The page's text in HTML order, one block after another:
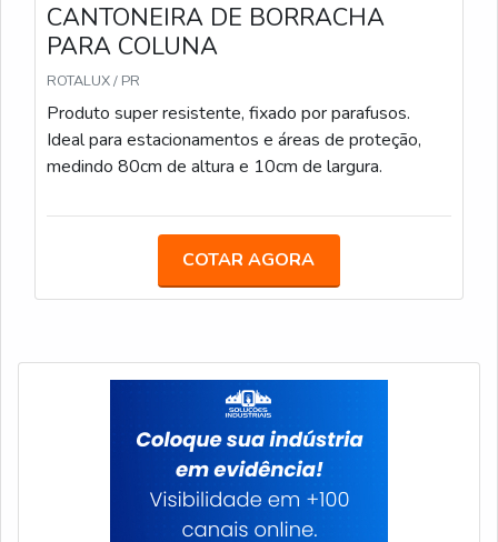
CANTONEIRA DE BORRACHA
PARA COLUNA
ROTALUX / PR
Produto super resistente, fixado por parafusos.
Ideal para estacionamentos e áreas de proteção,
medindo 80cm de altura e 10cm de largura.
COTAR AGORA